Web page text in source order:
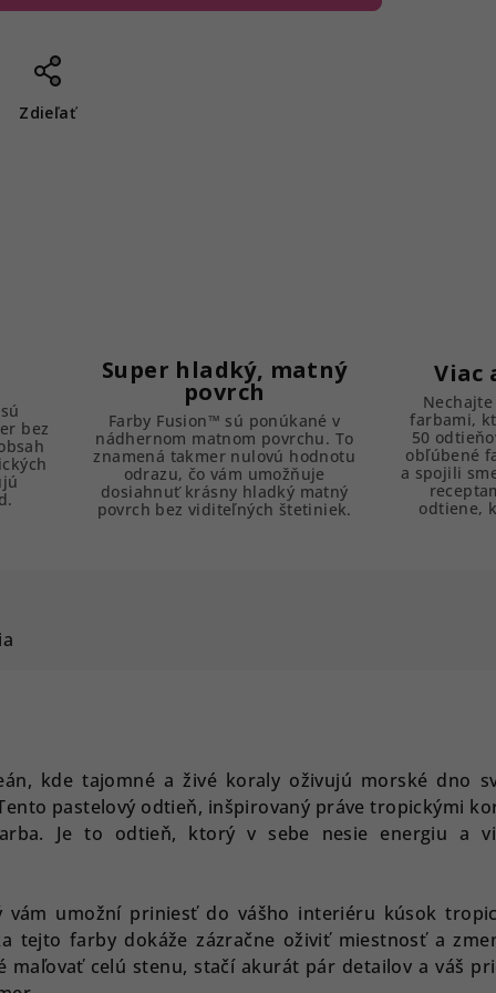
Zdieľať
bez
Super hladký, matný
povrch
Farby Fusion™ sú ponúkané v
nádhernom matnom povrchu. To
znamená takmer nulovú hodnotu
odrazu, čo vám umožňuje
dosiahnuť krásny hladký matný
povrch bez viditeľných štetiniek.
Viac
farbami,
50
obľúbené
a spojili
odtiene,
kde tajomné a živé koraly oživujú morské dno
pastelový odtieň, inšpirovaný práve tropickými
Je to odtieň, ktorý v sebe nesie energiu a
vám umožní priniesť do vášho interiéru kúsok
tejto farby dokáže zázračne oživiť miestnosť a
maľovať celú stenu, stačí akurát pár detailov a váš